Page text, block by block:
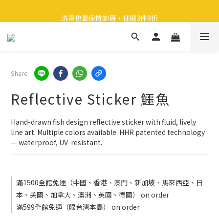
洗車也要保持帥哥，任選3件9折
領取40元購物金
Share
Reflective Sticker 鱷魚
Hand-drawn fish design reflective sticker with fluid, lively
line art. Multiple colors available. HHR patented technology
— waterproof, UV-resistant.
滿1500全館免運（中國、香港、澳門、新加坡、馬來西亞、日
本、美國、加拿大、澳洲、英國、德國） on order
滿599全館免運（限台灣本島） on order